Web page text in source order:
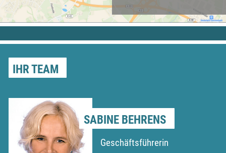
IHR TEAM
SABINE BEHRENS
Geschäftsführerin